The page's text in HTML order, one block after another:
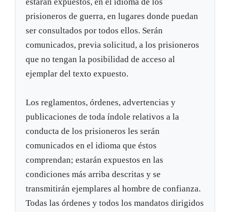
prisioneros de guerra, en lugares donde puedan
ser consultados por todos ellos. Serán
comunicados, previa solicitud, a los prisioneros
que no tengan la posibilidad de acceso al
ejemplar del texto expuesto.
Los reglamentos, órdenes, advertencias y
publicaciones de toda índole relativos a la
conducta de los prisioneros les serán
comunicados en el idioma que éstos
comprendan; estarán expuestos en las
condiciones más arriba descritas y se
transmitirán ejemplares al hombre de confianza.
Todas las órdenes y todos los mandatos dirigidos